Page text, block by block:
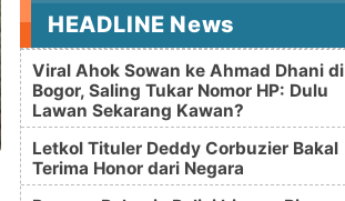
HEADLINE News
Viral Ahok Sowan ke Ahmad Dhani di
Bogor, Saling Tukar Nomor HP: Dulu
Lawan Sekarang Kawan?
Letkol Tituler Deddy Corbuzier Bakal
Terima Honor dari Negara